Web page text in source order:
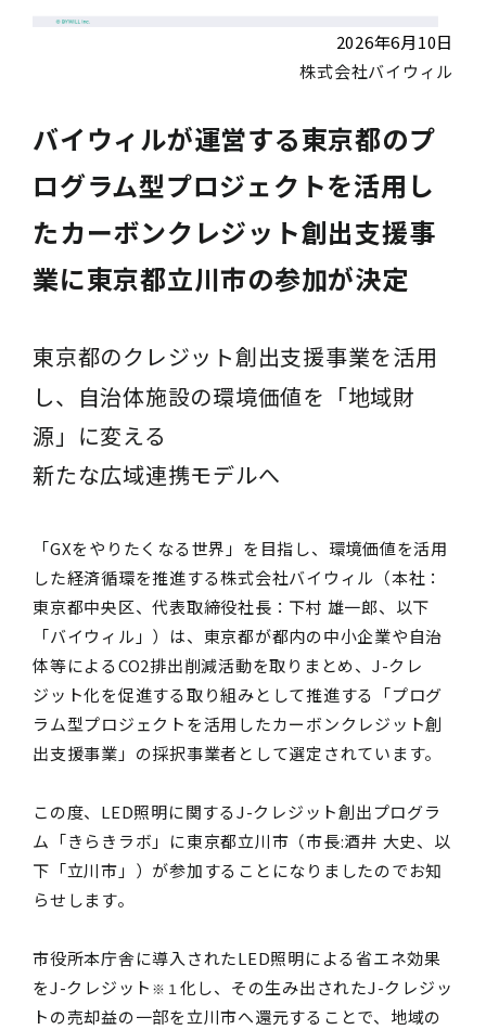
2026年6月10日
株式会社バイウィル
バイウィルが運営する東京都のプ
ログラム型プロジェクトを活用し
たカーボンクレジット創出支援事
業に東京都立川市の参加が決定
東京都のクレジット創出支援事業を活用
し、自治体施設の環境価値を「地域財
源」に変える
新たな広域連携モデルへ
「GXをやりたくなる世界」を目指し、環境価値を活用
した経済循環を推進する株式会社バイウィル（本社：
東京都中央区、代表取締役社長：下村 雄一郎、以下
「バイウィル」）は、東京都が都内の中小企業や自治
体等によるCO2排出削減活動を取りまとめ、J-クレ
ジット化を促進する取り組みとして推進する「プログ
ラム型プロジェクトを活用したカーボンクレジット創
出支援事業」の採択事業者として選定されています。
この度、LED照明に関するJ-クレジット創出プログラ
ム「きらきラボ」に東京都立川市（市長:酒井 大史、以
下「立川市」）が参加することになりましたのでお知
らせします。
市役所本庁舎に導入されたLED照明による省エネ効果
をJ-クレジット ※１ 化し、その生み出されたJ-クレジッ
トの売却益の一部を立川市へ還元することで、地域の